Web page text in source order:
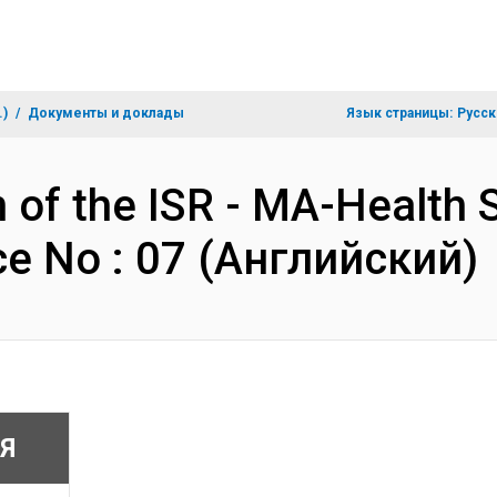
Документы и доклады Язык страницы:
of the ISR - MA-Health
No : 07 (Английский)